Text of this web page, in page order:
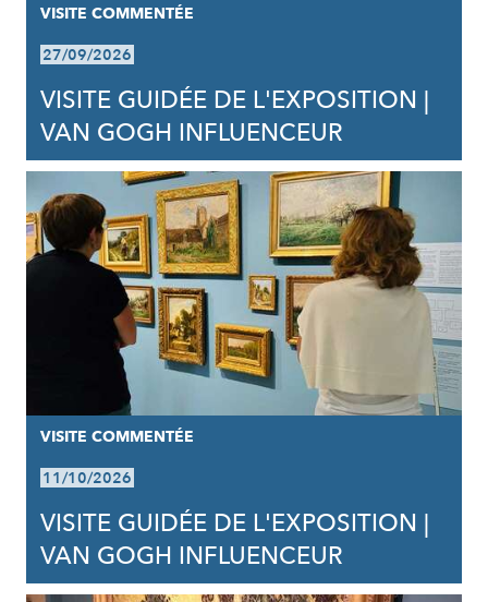
VISITE COMMENTÉE
27/09/2026
VISITE GUIDÉE DE L'EXPOSITION |
VAN GOGH INFLUENCEUR
VISITE COMMENTÉE
11/10/2026
VISITE GUIDÉE DE L'EXPOSITION |
VAN GOGH INFLUENCEUR